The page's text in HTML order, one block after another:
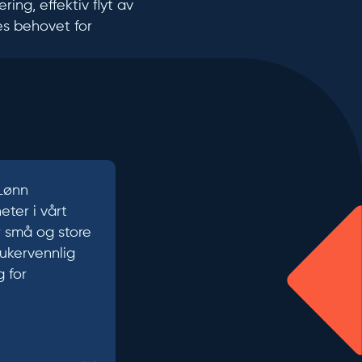
effektiv flyt av
behovet for
i vårt
små og store
for